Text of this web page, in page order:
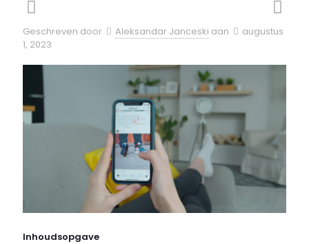
Geschreven door Aleksandar Janceski aan
augustus
1, 2023
Inhoudsopgave